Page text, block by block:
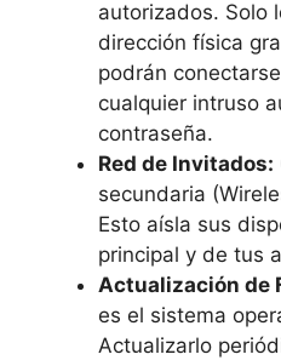
autorizados. Solo
dirección física
podrán
cualquier intruso
contraseña.
Red de Invitados:
secundaria
Esto aísla sus
principal y de tus
Actualización de
es el sistema
Actualizarlo